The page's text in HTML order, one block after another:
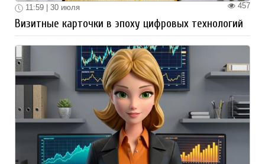
457
11:59 | 30 июля
Визитные карточки в эпоху цифровых технологий